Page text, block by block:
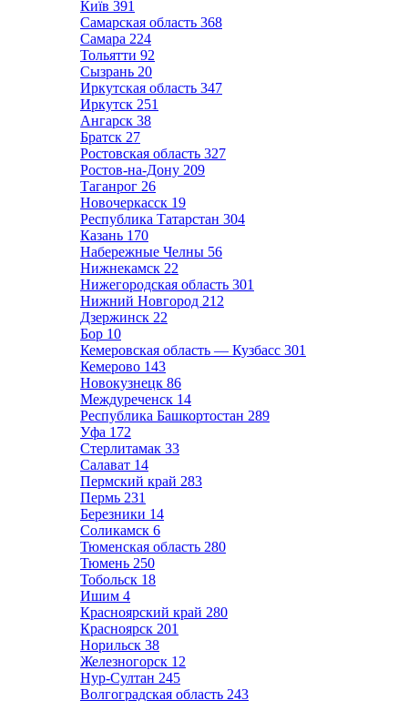
Київ 391
Самарская область 368
Самара 224
Тольятти 92
Сызрань 20
Иркутская область 347
Иркутск 251
Ангарск 38
Братск 27
Ростовская область 327
Ростов-на-Дону 209
Таганрог 26
Новочеркасск 19
Республика Татарстан 304
Казань 170
Набережные Челны 56
Нижнекамск 22
Нижегородская область 301
Нижний Новгород 212
Дзержинск 22
Бор 10
Кемеровская область — Кузбасс 301
Кемерово 143
Новокузнецк 86
Междуреченск 14
Республика Башкортостан 289
Уфа 172
Стерлитамак 33
Салават 14
Пермский край 283
Пермь 231
Березники 14
Соликамск 6
Тюменская область 280
Тюмень 250
Тобольск 18
Ишим 4
Красноярский край 280
Красноярск 201
Норильск 38
Железногорск 12
Нур-Султан 245
Волгоградская область 243